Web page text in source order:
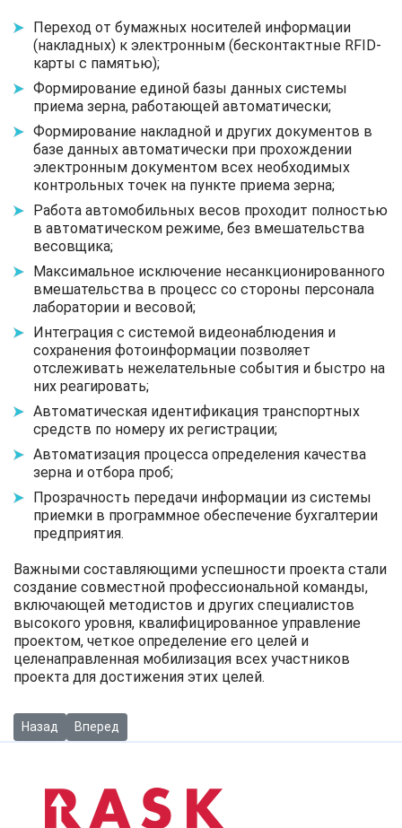
Переход от бумажных носителей информации
(накладных) к электронным (бесконтактные RFID-
карты с памятью);
Формирование единой базы данных системы
приема зерна, работающей автоматически;
Формирование накладной и других документов в
базе данных автоматически при прохождении
электронным документом всех необходимых
контрольных точек на пункте приема зерна;
Работа автомобильных весов проходит полностью
в автоматическом режиме, без вмешательства
весовщика;
Максимальное исключение несанкционированного
вмешательства в процесс со стороны персонала
лаборатории и весовой;
Интеграция с системой видеонаблюдения и
сохранения фотоинформации позволяет
отслеживать нежелательные события и быстро на
них реагировать;
Автоматическая идентификация транспортных
средств по номеру их регистрации;
Автоматизация процесса определения качества
зерна и отбора проб;
Прозрачность передачи информации из системы
приемки в программное обеспечение бухгалтерии
предприятия.
Важными составляющими успешности проекта стали
создание совместной профессиональной команды,
включающей методистов и других специалистов
высокого уровня, квалифицированное управление
проектом, четкое определение его целей и
целенаправленная мобилизация всех участников
проекта для достижения этих целей.
Предыдущий: Автоматизация учета в группе компаний "ИСТ
Назад Следующий: Создание единой системы для
Вперед